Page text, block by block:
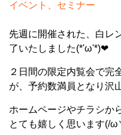
イベント、セミナー
先週に開催された、白レ
了いたしました(*'ω'*)❤
２日間の限定内覧会で完
が、予約数満員となり沢
ホームページやチラシか
とても嬉しく思います(/ω